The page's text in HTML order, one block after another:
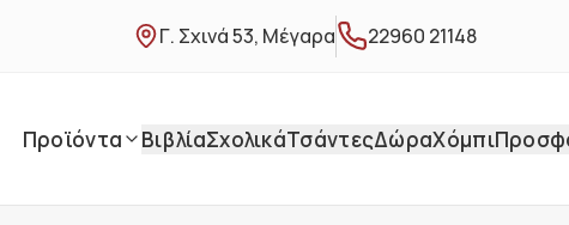
Γ. Σχινά 53, Μέγαρα 22960 21148
Προϊόντα ΒιβλίαΣχολικάΤσάντεςΔώραΧόμπι